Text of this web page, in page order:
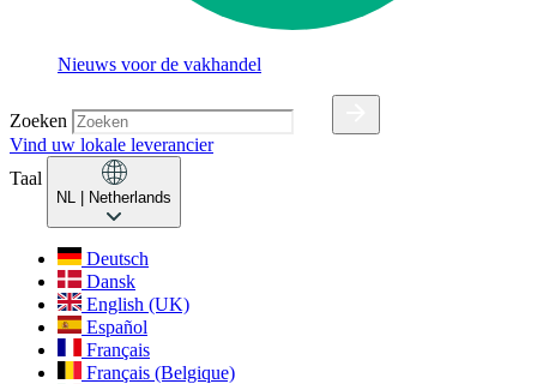
Nieuws voor de vakhandel
Zoeken
Vind uw lokale leverancier
Taal
NL | Netherlands
Deutsch
Dansk
English (UK)
Español
Français
Français (Belgique)